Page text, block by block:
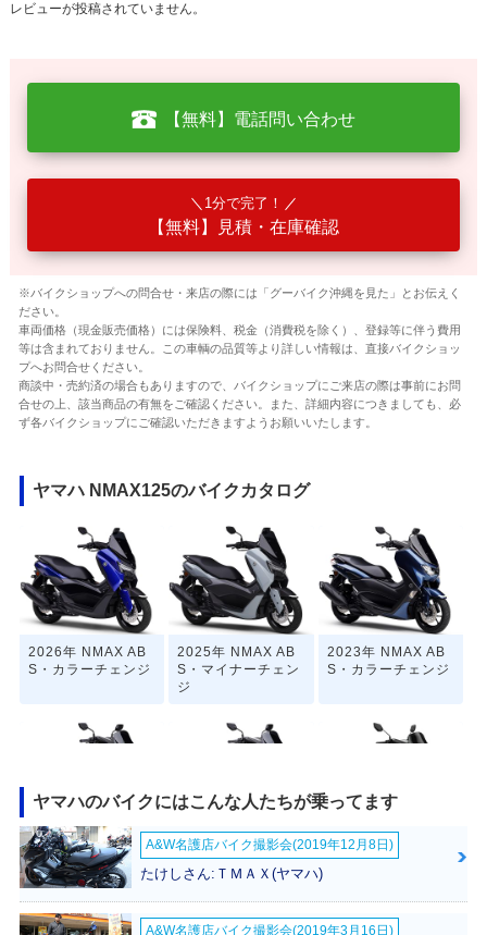
レビューが投稿されていません。
【無料】電話問い合わせ
1分で完了！
【無料】見積・在庫確認
※バイクショップへの問合せ・来店の際には「グーバイク沖縄を見た」とお伝えく
ださい。
車両価格（現金販売価格）には保険料、税金（消費税を除く）、登録等に伴う費用
等は含まれておりません。この車輌の品質等より詳しい情報は、直接バイクショッ
プへお問合せください。
商談中・売約済の場合もありますので、バイクショップにご来店の際は事前にお問
合せの上、該当商品の有無をご確認ください。また、詳細内容につきましても、必
ず各バイクショップにご確認いただきますようお願いいたします。
ヤマハ NMAX125のバイクカタログ
2026年 NMAX AB
S・カラーチェンジ
2025年 NMAX AB
S・マイナーチェン
ジ
2023年 NMAX AB
S・カラーチェンジ
2022年 NMAX AB
S・カラーチェンジ
2021年 NMAX AB
S・フルモデルチェ
ンジ
2021年 NMAX AB
ヤマハのバイクにはこんな人たちが乗ってます
A&W名護店バイク撮影会(2019年12月8日)
たけしさん:ＴＭＡＸ(ヤマハ)
A&W名護店バイク撮影会(2019年3月16日)